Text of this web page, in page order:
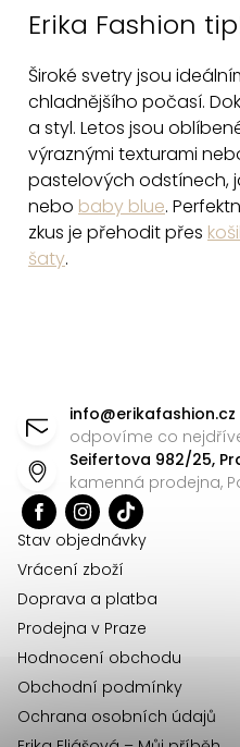
Erika Fashion
Široké svetry jsou
chladnějšího počasí.
a styl. Letos jsou
výraznými texturami
pastelových odstínech,
nebo baby blue.
zkus je přehodit přes
šaty.
info@erikafashion.cz
odpovíme co
Seifertova 982/25,
kamenná prodejna,
Stav objednávky
Vrácení zboží
Doprava a platba
Prodejna v Praze
Hodnocení obchodu
Obchodní podmínky
Ochrana osobních údajů